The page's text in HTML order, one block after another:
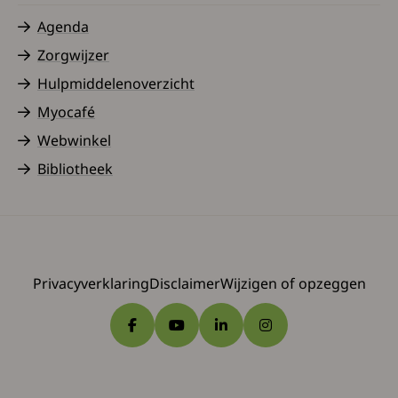
Agenda
Zorgwijzer
Hulpmiddelenoverzicht
Myocafé
Webwinkel
Bibliotheek
PrivacyverklaringDisclaimerWijzigen of opzeggen
Ga naar Facebook
Ga naar YouTube
Ga naar LinkedIn
Ga naar Instagram